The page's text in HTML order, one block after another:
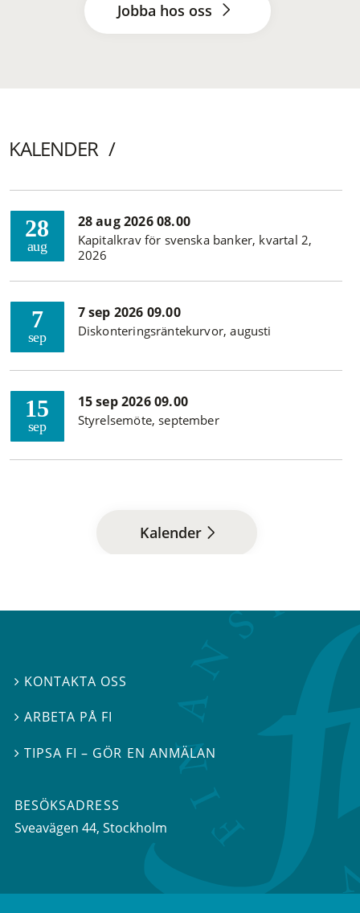
Jobba hos oss
KALENDER
28
aug
28 aug 2026 08.00
Kapitalkrav för svenska banker, kvartal 2,
2026
7
sep
7 sep 2026 09.00
Diskonteringsräntekurvor, augusti
15
sep
15 sep 2026 09.00
Styrelsemöte, september
Kalender
 KONTAKTA OSS
ARBETA PÅ FI
TIPSA FI – GÖR EN ANMÄLAN
BESÖKSADRESS
Sveavägen 44, Stockholm